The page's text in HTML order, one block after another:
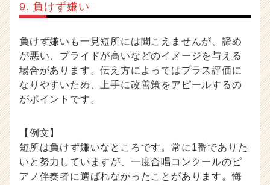
9. 負けず嫌い
負けず嫌いも一見短所には聞こえませんが、諦め
が悪い、プライドが高いなどのイメージを与える
場合があります。伝え方によってはプラス評価に
なりやすいため、上手に改善策をアピールするの
がポイントです。
【例文】
短所は負けず嫌いなところです。常に1番でありた
いと努力していますが、一度合唱コンクールのピ
アノ伴奏者に選ばれなかったことがあります。悔